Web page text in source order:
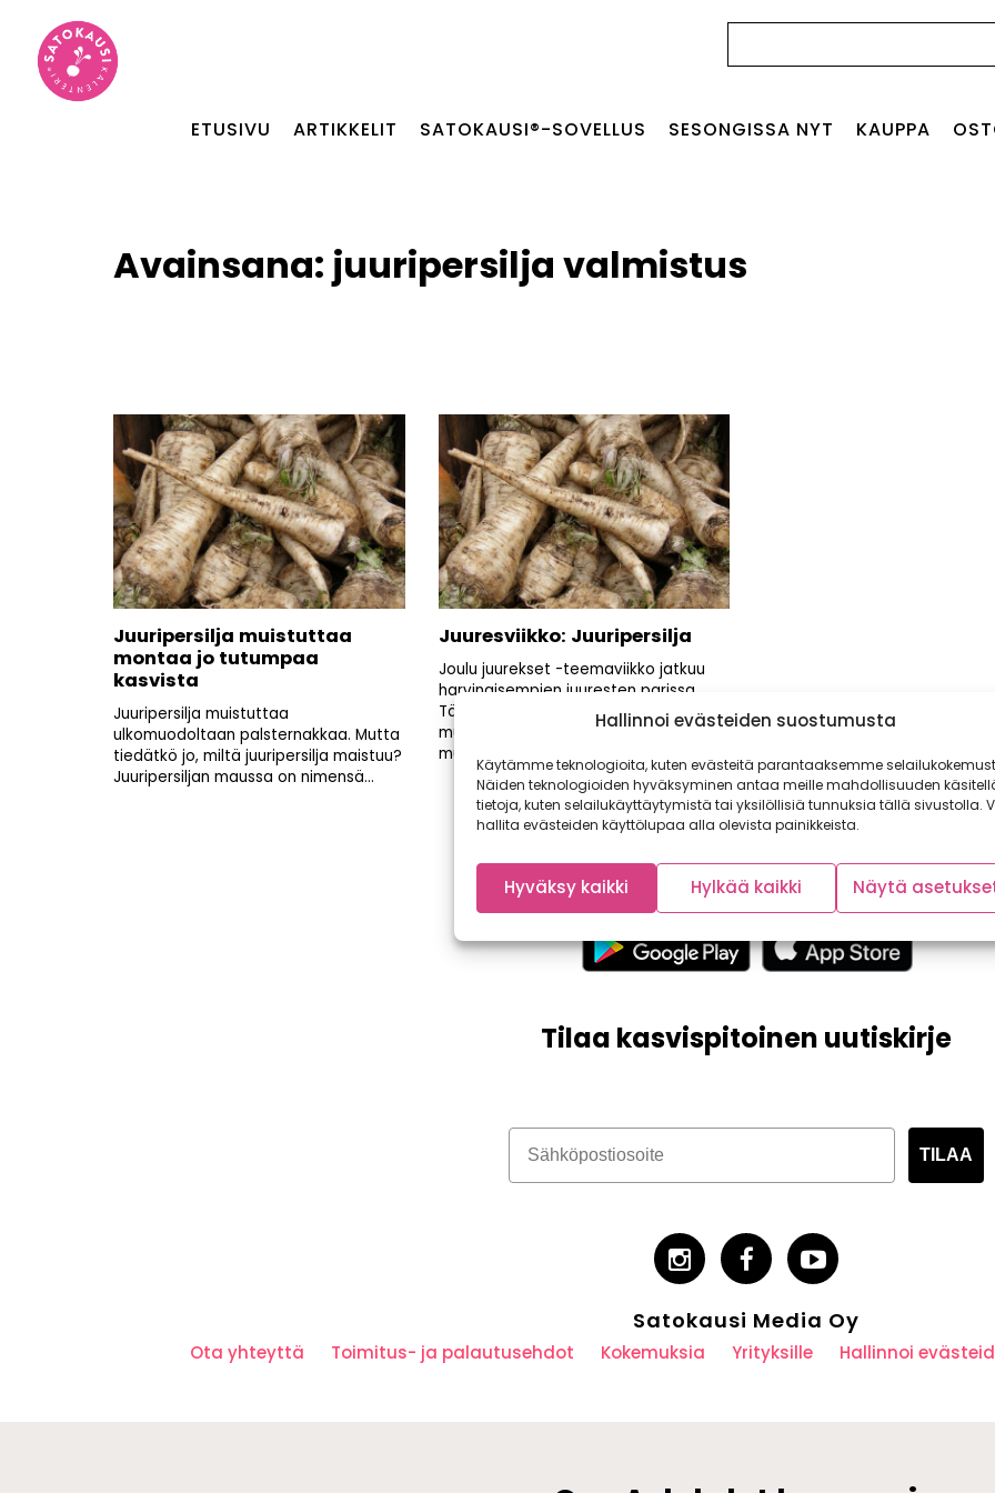
Hallinnoi evästeiden suostumusta
Käytämme teknologioita, kuten evästeitä parantaaksemme
Näiden teknologioiden hyväksyminen antaa meille mahdollisuuden
tietoja, kuten selailukäyttäytymistä tai yksilöllisiä tunnuksia tällä sivustolla.
hallita evästeiden käyttölupaa alla olevista painikkeista.
Hyväksy kaikki Hylkää kaikki Näytä
ETUSIVU ARTIKKELIT SATOKAUSI®-SOVELLUS SESONGISSA NYT KAUPPA
Avainsana: juuripersilja valmistus
Juuripersilja muistuttaa
montaa jo tutumpaa
kasvista
Juuripersilja muistuttaa
ulkomuodoltaan palsternakkaa. Mutta
tiedätkö jo, miltä juuripersilja maistuu?
Juuripersiljan maussa on nimensä...
Juuresviikko: Juuripersilja
Joulu juurekset -teemaviikko jatkuu
harvinaisempien juuresten parissa.
Tämä palsternakkaa ulkonäöltään,
mutta juuriselleriä maultaan
muistuttava...
Tilaa kasvispitoinen uutiskirje
TILAA
Satokausi Media Oy
Ota yhteyttä Toimitus- ja palautusehdot Kokemuksia Yrityksille Hallinnoi